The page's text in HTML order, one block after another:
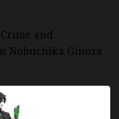
and
Nobuchika Ginoza